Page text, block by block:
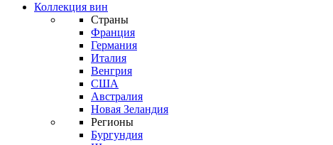
Коллекция вин
Страны
Франция
Германия
Италия
Венгрия
США
Австралия
Новая Зеландия
Регионы
Бургундия